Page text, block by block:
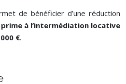
de bénéficier d’une réduction
prime à l’intermédiation locative
€.